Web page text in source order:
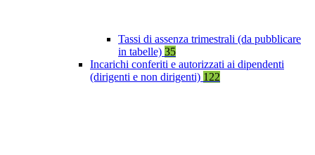
Tassi di assenza trimestrali (da pubblicare
in tabelle) 35
Incarichi conferiti e autorizzati ai dipendenti
(dirigenti e non dirigenti) 122